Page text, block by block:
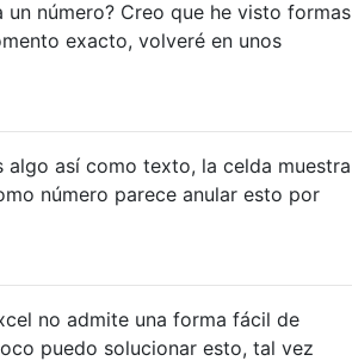
número? Creo que he visto formas
exacto, volveré en unos
así como texto, la celda muestra
número parece anular esto por
no admite una forma fácil de
puedo solucionar esto, tal vez